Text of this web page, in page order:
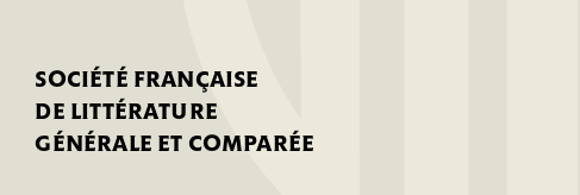
SOCIÉTÉ FRANÇAISE
DE LITTÉRATURE
GÉNÉRALE ET COMPARÉE
Adhérer à la SFLGC
Publier sur ce site
Créer une fiche
annuaire
Modifier sa fiche
annuaire
Divers